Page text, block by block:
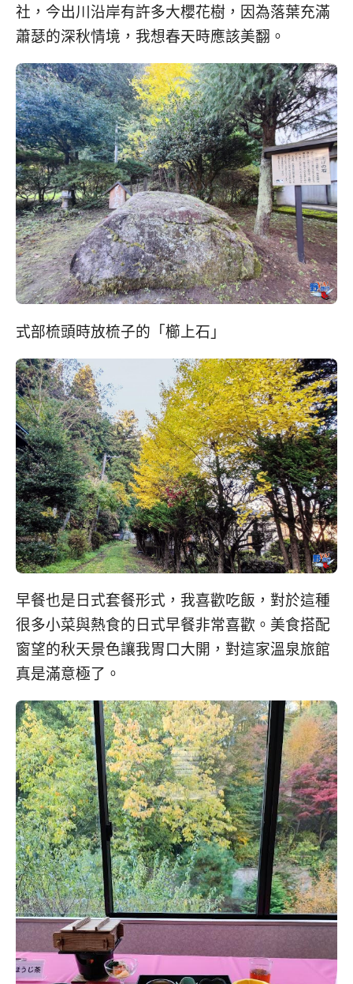
社，今出川沿岸有許多大櫻花樹，因為落葉充滿
蕭瑟的深秋情境，我想春天時應該美翻。
式部梳頭時放梳子的「櫛上石」
早餐也是日式套餐形式，我喜歡吃飯，對於這種
很多小菜與熱食的日式早餐非常喜歡。美食搭配
窗望的秋天景色讓我胃口大開，對這家溫泉旅館
真是滿意極了。